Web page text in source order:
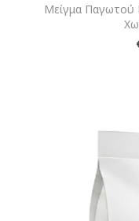
Μείγμα Παγωτού